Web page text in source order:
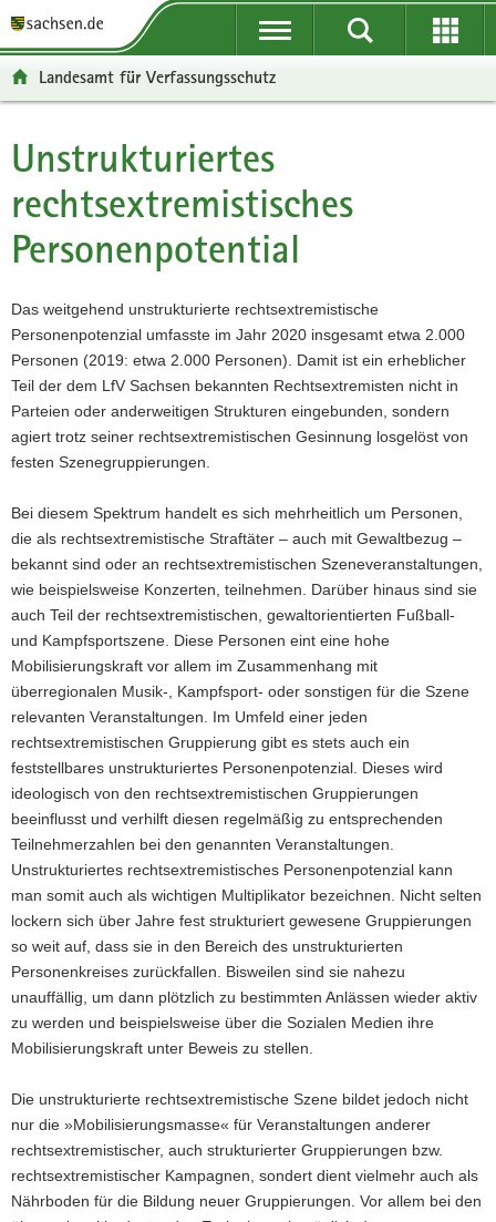
t
ü
e
r
e
i
f
e
n
d
e
a
v
i
g
a
t
i
o
n
t
n
v
i
t
i
o
n
p
n
a
l
t
-
e
r
c
h
Landesamt für Verfassungsschutz
Hauptinhalt
Unstrukturiertes
rechtsextremistisches
Personenpotential
Das weitgehend unstrukturierte rechtsextremistische
Personenpotenzial umfasste im Jahr 2020 insgesamt etwa 2.000
Personen (2019: etwa 2.000 Personen). Damit ist ein erheblicher
Teil der dem LfV Sachsen bekannten Rechtsextremisten nicht in
Parteien oder anderweitigen Strukturen eingebunden, sondern
agiert trotz seiner rechtsextremistischen Gesinnung losgelöst von
festen Szenegruppierungen.
Bei diesem Spektrum handelt es sich mehrheitlich um Personen,
die als rechtsextremistische Straftäter – auch mit Gewaltbezug –
bekannt sind oder an rechtsextremistischen Szeneveranstaltungen,
wie beispielsweise Konzerten, teilnehmen. Darüber hinaus sind sie
auch Teil der rechtsextremistischen, gewaltorientierten Fußball-
und Kampfsportszene. Diese Personen eint eine hohe
Mobilisierungskraft vor allem im Zusammenhang mit
überregionalen Musik-, Kampfsport- oder sonstigen für die Szene
relevanten Veranstaltungen. Im Umfeld einer jeden
rechtsextremistischen Gruppierung gibt es stets auch ein
feststellbares unstrukturiertes Personenpotenzial. Dieses wird
ideologisch von den rechtsextremistischen Gruppierungen
beeinflusst und verhilft diesen regelmäßig zu entsprechenden
Teilnehmerzahlen bei den genannten Veranstaltungen.
Unstrukturiertes rechtsextremistisches Personenpotenzial kann
man somit auch als wichtigen Multiplikator bezeichnen. Nicht selten
lockern sich über Jahre fest strukturiert gewesene Gruppierungen
so weit auf, dass sie in den Bereich des unstrukturierten
Personenkreises zurückfallen. Bisweilen sind sie nahezu
unauffällig, um dann plötzlich zu bestimmten Anlässen wieder aktiv
zu werden und beispielsweise über die Sozialen Medien ihre
Mobilisierungskraft unter Beweis zu stellen.
Die unstrukturierte rechtsextremistische Szene bildet jedoch nicht
nur die »Mobilisierungsmasse« für Veranstaltungen anderer
rechtsextremistischer, auch strukturierter Gruppierungen bzw.
rechtsextremistischer Kampagnen, sondert dient vielmehr auch als
Nährboden für die Bildung neuer Gruppierungen. Vor allem bei den